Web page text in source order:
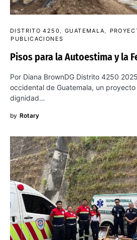
DISTRITO 4250 GUATEMALA
PUBLICACIONES
Pisos para la Autoestima y la
Por Diana BrownDG Distrito 4250
occidental de Guatemala, un
dignidad…
by Rotary